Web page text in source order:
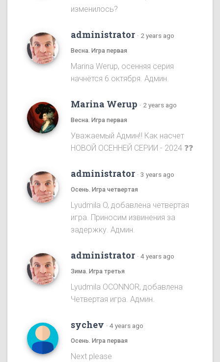
изменилось?
administrator · 2 years ago
Весна. Игра первая
Marina Werup, осенняя серия
начнётся 6 октября. Админ.
Marina Werup · 2 years ago
Весна. Игра первая
Уважаемый Админ‼️ Как насчет
НОВОЙ ОСЕННЕЙ СЕРИИ - 2024 ❓❓
administrator · 3 years ago
Осень. Игра четвертая
Lyudmila O, добавлена четвертая
игра. Приносим извинения за
задержку. Админ.
administrator · 4 years ago
Зима. Игра третья
Lyudmila OCONNOR, добавлена
Четвертая игра. Админ.
sychev · 4 years ago
Осень. Игра первая
Next please